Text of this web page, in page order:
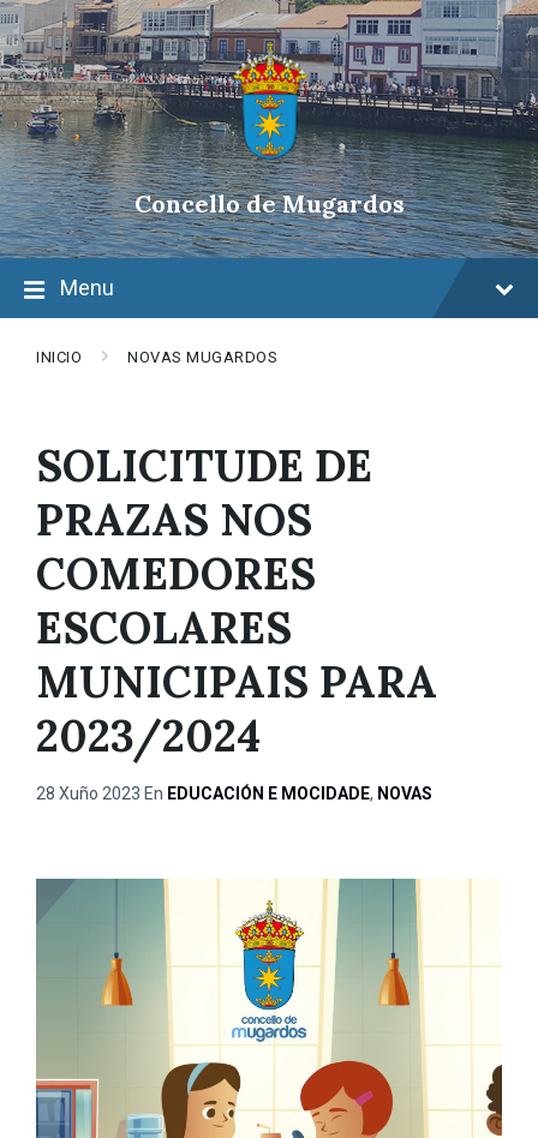
Skip
to
content
Skip
to
main
navigation
Skip
to
footer
Concello de Mugardos
Menu
INICIO NOVAS MUGARDOS
SOLICITUDE DE
PRAZAS NOS
COMEDORES
ESCOLARES
MUNICIPAIS PARA
2023/2024
28 Xuño 2023 En EDUCACIÓN E MOCIDADE, NOVAS